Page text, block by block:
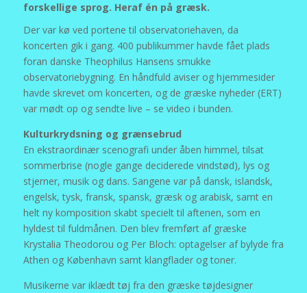
forskellige sprog. Heraf én på græsk.
Der var kø ved portene til observatoriehaven, da
koncerten gik i gang. 400 publikummer havde fået plads
foran danske Theophilus Hansens smukke
observatoriebygning. En håndfuld aviser og hjemmesider
havde skrevet om koncerten, og de græske nyheder (ERT)
var mødt op og sendte live – se video i bunden.
Kulturkrydsning og grænsebrud
En ekstraordinær scenografi under åben himmel, tilsat
sommerbrise (nogle gange deciderede vindstød), lys og
stjerner, musik og dans. Sangene var på dansk, islandsk,
engelsk, tysk, fransk, spansk, græsk og arabisk, samt en
helt ny komposition skabt specielt til aftenen, som en
hyldest til fuldmånen. Den blev fremført af græske
Krystalia Theodorou og Per Bloch: optagelser af bylyde fra
Athen og København samt klangflader og toner.
Musikerne var iklædt tøj fra den græske tøjdesigner